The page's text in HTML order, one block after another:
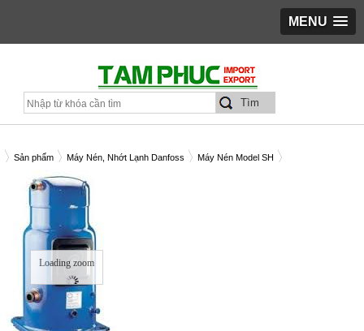
MENU
Sản phẩm Máy Nén, Nhớt Lạnh Danfoss
Máy Nén Model SH
Nén Danfoss SH090-4
Loading zoom